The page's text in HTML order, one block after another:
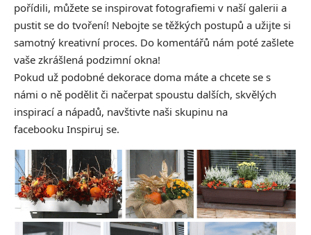
pořídili, můžete se inspirovat fotografiemi v naší galerii a
pustit se do tvoření! Nebojte se těžkých postupů a užijte si
samotný kreativní proces. Do komentářů nám poté zašlete
vaše zkrášlená podzimní okna!
Pokud už podobné dekorace doma máte a chcete se s
námi o ně podělit či načerpat spoustu dalších, skvělých
inspirací a nápadů, navštivte naši skupinu na
facebooku Inspiruj se.